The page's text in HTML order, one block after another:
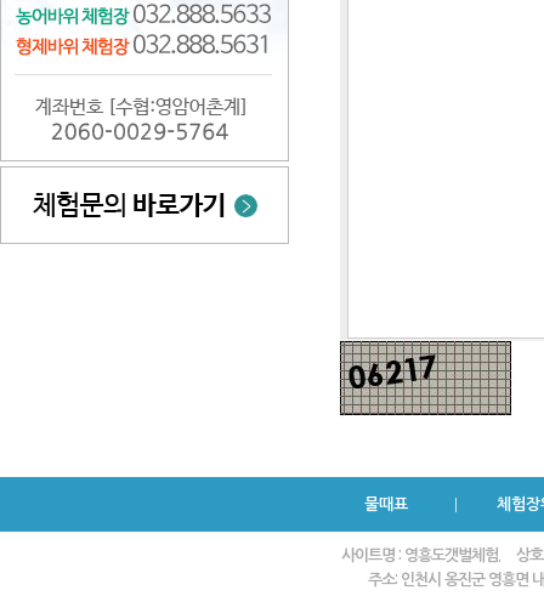
물때표 체험장
사이트명 : 영흥도갯벌체험.
상
주소: 인천시 옹진군 영흥면